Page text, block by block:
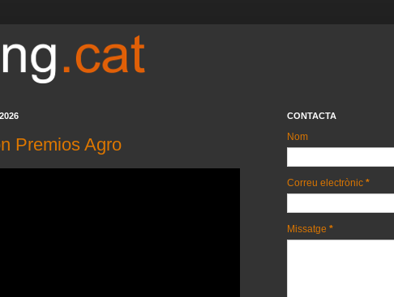
Premios Agro
CONTACTA
Nom
Correu electrònic *
Missatge *